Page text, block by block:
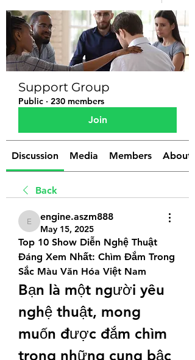
Support Group
Public · 230 members
Join
Discussion Media Members About
Back
engine.aszm888
engine.aszm888
May 15, 2025
Top 10 Show Diễn Nghệ Thuật
Đáng Xem Nhất: Chìm Đắm Trong
Sắc Màu Văn Hóa Việt Nam
Bạn là một người yêu
nghệ thuật, mong
muốn được đắm chìm
trong những cung bậc